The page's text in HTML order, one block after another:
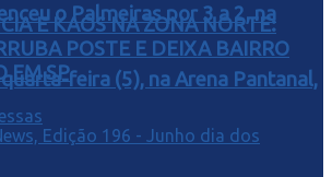
o Palmeiras por 3 a 2, na
feira (5), na Arena Pantanal,
E KAOS NA ZONA NORTE:
POSTE E DEIXA BAIRRO
EM SP